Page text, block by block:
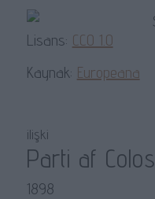
Lisans: CC0 1.0
Kaynak: Europeana
ilişki
Parti af
1898